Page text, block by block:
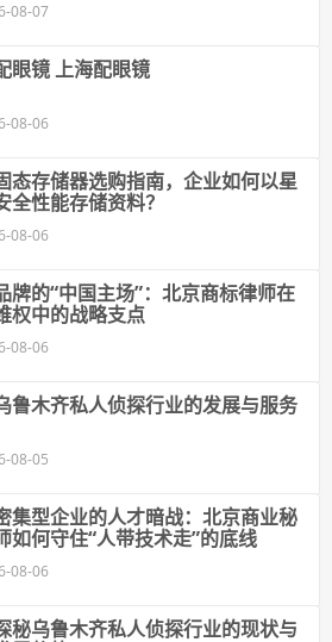
08-07
眼镜 上海配眼镜
08-06
态存储器选购指南，企业如何以星
全性能存储资料？
08-06
牌的“中国主场”：北京商标律师在
权中的战略支点
08-06
鲁木齐私人侦探行业的发展与服务
08-05
集型企业的人才暗战：北京商业秘
如何守住“人带技术走”的底线
08-06
秘乌鲁木齐私人侦探行业的现状与